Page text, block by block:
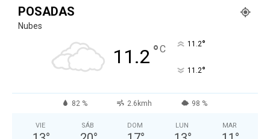
POSADAS
Nubes
11.2 °C 11.2°
11.2°
82 % 2.6kmh 98 %
VIE SÁB DOM LUN MAR